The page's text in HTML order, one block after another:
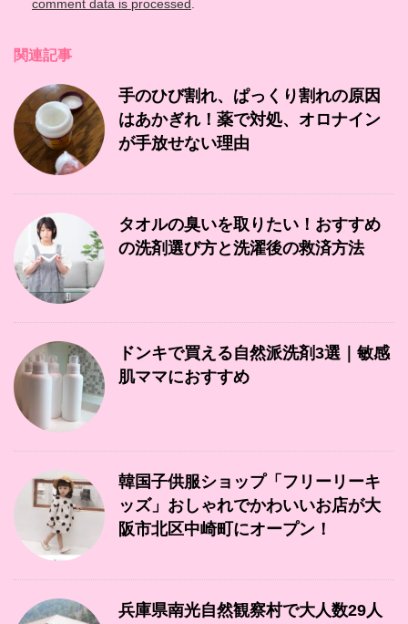
comment data is processed
関連記事
手のひび割れ、ぱっくり割れの原因
はあかぎれ！薬で対処、オロナイン
が手放せない理由
タオルの臭いを取りたい！おすすめ
の洗剤選び方と洗濯後の救済方法
ドンキで買える自然派洗剤3選｜敏感
肌ママにおすすめ
韓国子供服ショップ「フリーリーキ
ッズ」おしゃれでかわいいお店が大
阪市北区中崎町にオープン！
兵庫県南光自然観察村で大人数29人